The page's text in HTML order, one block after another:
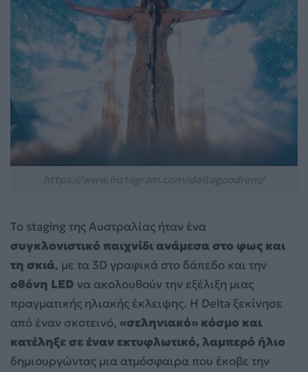
Το staging της Αυστραλίας ήταν ένα
συγκλονιστικό παιχνίδι ανάμεσα στο φως και
τη σκιά, με τα 3D γραφικά στο δάπεδο και την
οθόνη LED να ακολουθούν την εξέλιξη μιας
πραγματικής ηλιακής έκλειψης. Η Delta ξεκίνησε
από έναν σκοτεινό, «σεληνιακό» κόσμο και
κατέληξε σε έναν εκτυφλωτικό, λαμπερό ήλιο
δημιουργώντας μια ατμόσφαιρα που έκοβε την